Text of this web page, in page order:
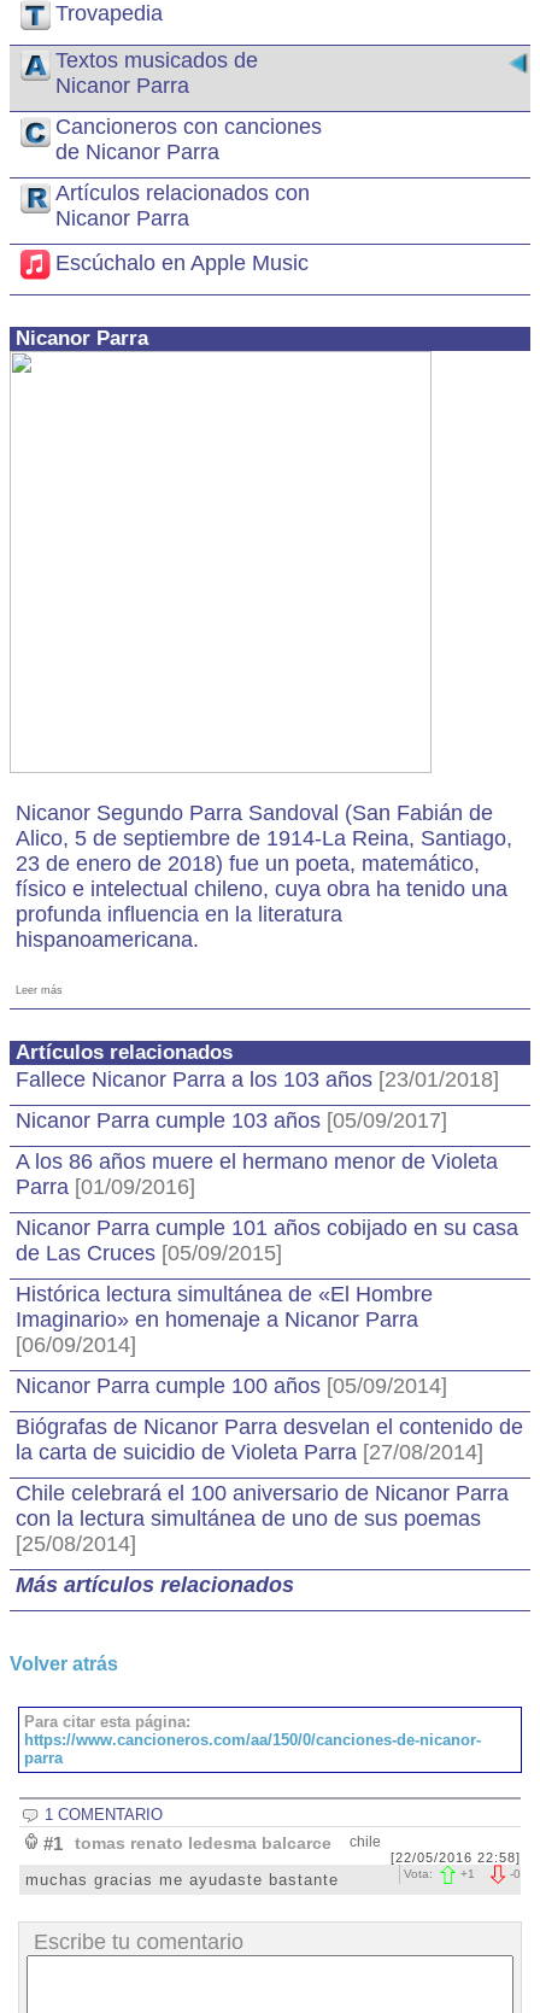
Trovapedia
Textos musicados de
Nicanor Parra
Cancioneros con canciones
de Nicanor Parra
Artículos relacionados con
Nicanor Parra
Escúchalo en Apple Music
Nicanor Parra
Nicanor Segundo Parra Sandoval (San Fabián de
Alico, 5 de septiembre de 1914-La Reina, Santiago,
23 de enero de 2018) fue un poeta, matemático,
físico e intelectual chileno, cuya obra ha tenido una
profunda influencia en la literatura
hispanoamericana.
Leer más
Artículos relacionados
Fallece Nicanor Parra a los 103 años [23/01/2018]
Nicanor Parra cumple 103 años [05/09/2017]
A los 86 años muere el hermano menor de Violeta
Parra [01/09/2016]
Nicanor Parra cumple 101 años cobijado en su casa
de Las Cruces [05/09/2015]
Histórica lectura simultánea de «El Hombre
Imaginario» en homenaje a Nicanor Parra
[06/09/2014]
Nicanor Parra cumple 100 años [05/09/2014]
Biógrafas de Nicanor Parra desvelan el contenido de
la carta de suicidio de Violeta Parra [27/08/2014]
Chile celebrará el 100 aniversario de Nicanor Parra
con la lectura simultánea de uno de sus poemas
[25/08/2014]
Más artículos relacionados
Volver atrás
Para citar esta página:
https://www.cancioneros.com/aa/150/0/canciones-de-nicanor-
parra
1 COMENTARIO
#1 tomas renato ledesma balcarce chile
[22/05/2016 22:58]
-0
Vota: +1
muchas gracias me ayudaste bastante
Escribe tu comentario